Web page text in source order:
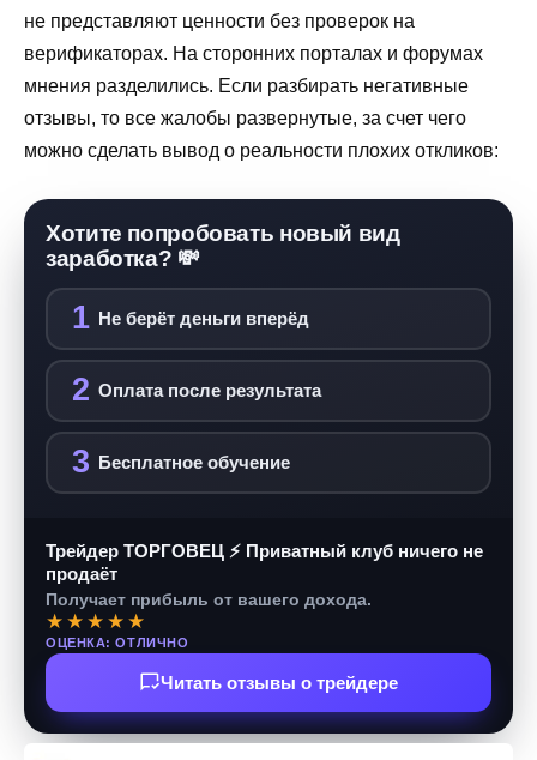
не представляют ценности без проверок на
верификаторах. На сторонних порталах и форумах
мнения разделились. Если разбирать негативные
отзывы, то все жалобы развернутые, за счет чего
можно сделать вывод о реальности плохих откликов:
Хотите попробовать новый вид
заработка? 💸
1 Не берёт деньги вперёд
2 Оплата после результата
3 Бесплатное обучение
Трейдер ТОРГОВЕЦ ⚡ Приватный клуб ничего не
продаёт
Получает прибыль от вашего дохода.
★★★★★
ОЦЕНКА: ОТЛИЧНО
Читать отзывы о трейдере